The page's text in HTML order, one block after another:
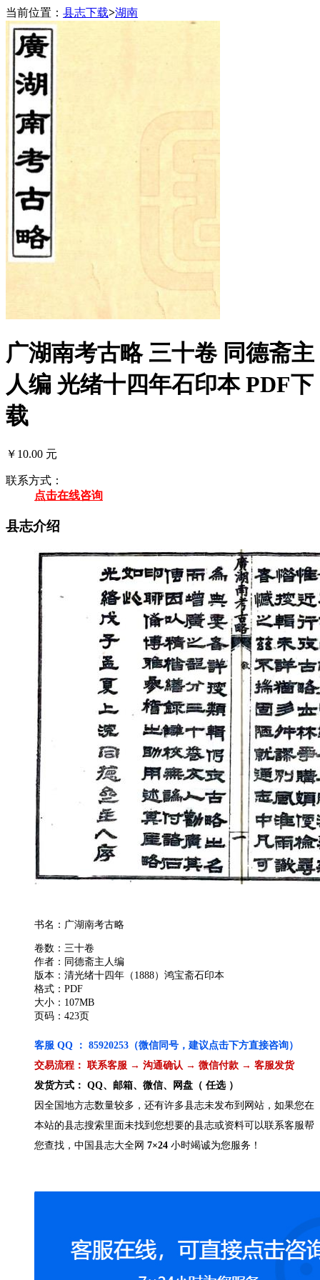
当前位置： 县志下载>湖南
广湖南考古略 三十卷 同德斋主
人编 光绪十四年石印本 PDF下
载
￥10.00 元
联系方式：
点击在线咨询
县志介绍
书名：广湖南考古略
卷数：三十卷
作者：同德斋主人编
版本：清光绪十四年（1888）鸿宝斋石印本
格式：PDF
大小：107MB
页码：423页
客服 QQ ： 85920253（微信同号，建议点击下方直接咨询）
交易流程： 联系客服 → 沟通确认 → 微信付款 → 客服发货
发货方式： QQ、邮箱、微信、网盘（ 任选 ）
因全国地方志数量较多，还有许多县志未发布到网站，如果您在
本站的县志搜索里面未找到您想要的县志或资料可以联系客服帮
您查找，中国县志大全网 7×24 小时竭诚为您服务！